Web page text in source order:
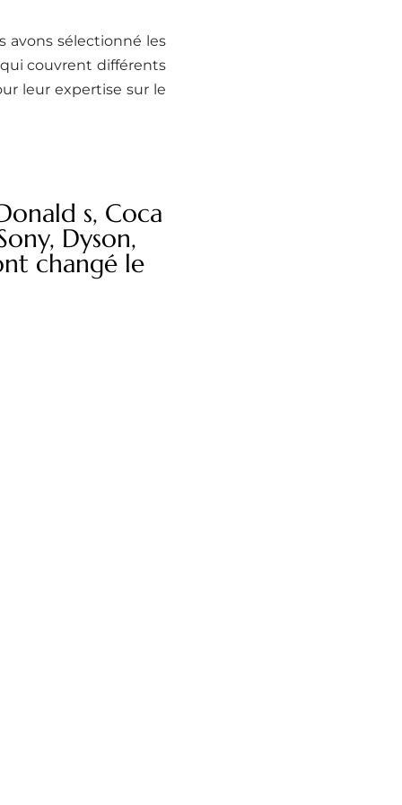
avons sélectionné les
qui couvrent différents
leur expertise sur le
s, Coca
Dyson,
changé le